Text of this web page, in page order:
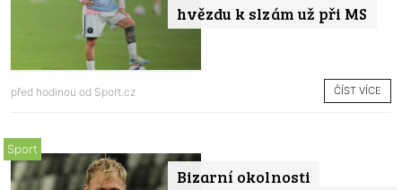
hvězdu k slzám už při MS
před hodinou od Sport.cz ČÍST VÍCE
Bizarní okolnosti
Sport